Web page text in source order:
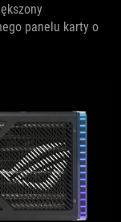
panelu karty o